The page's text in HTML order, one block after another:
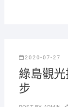
2020-07-27
綠島觀
步